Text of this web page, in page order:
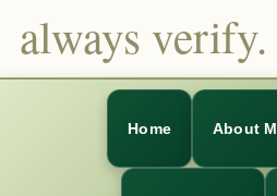
always verify.
Home About